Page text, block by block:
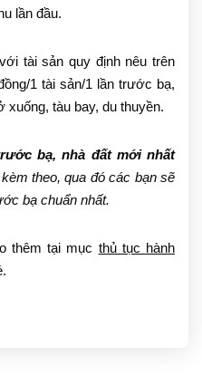
lần đầu.
tài sản quy định nêu trên
1 tài sản/1 lần trước bạ,
tàu bay, du thuyền.
bạ, nhà đất mới nhất
theo, qua đó các bạn sẽ
bạ chuẩn nhất.
thêm tại mục thủ tục hành